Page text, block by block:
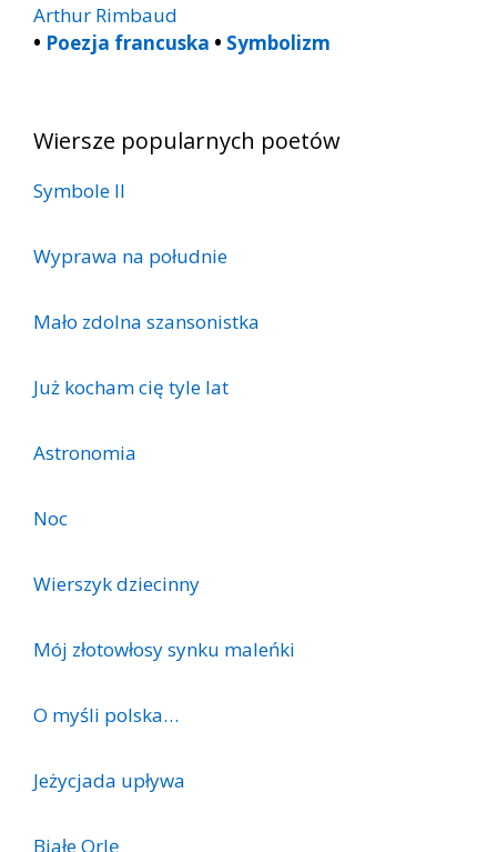
Arthur Rimbaud
• Poezja francuska • Symbolizm
Wiersze popularnych poetów
Symbole II
Wyprawa na południe
Mało zdolna szansonistka
Już kocham cię tyle lat
Astronomia
Noc
Wierszyk dziecinny
Mój złotowłosy synku maleńki
O myśli polska…
Jeżycjada upływa
Białe Orlę